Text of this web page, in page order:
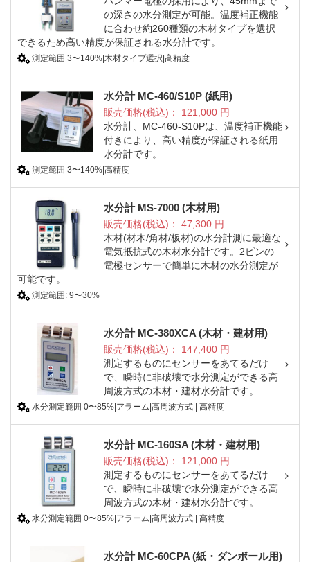
の深さの水分測定が可能。温度補正機能
に合わせ約260種類の木材タイプを選択
できるため高い精度が保証される水分計です。
測定範囲 3〜140%|木材タイプ選択|高精度
水分計 MC-460/S10P (紙用)
販売価格(税込)： 121,000円
水分計、MC-460-S10Pは、温度補正機能
付きにより、高い精度が保証される紙用
水分計です。
測定範囲 3〜140%|高精度
水分計 MS-7000 (木材用)
販売価格(税込)： 47,300円
木材(材木/角材/板材)の水分計測に最適な
電気抵抗式の木材水分計です。2ピンの
電極センサーで簡単に木材の水分測定が
可能です。
測定範囲: 9〜30%
水分計 MC-380XCA (木材・建材用)
販売価格(税込)： 147,400円
測定するものにセンサーをあてるだけ
で、瞬時に非破壊で水分測定ができる高
周波方式の木材・建材水分計です。
水分測定範囲 0〜85%|アラーム|高周波方式 | 高精度
水分計 MC-160SA (木材・建材用)
販売価格(税込)： 121,000円
測定するものにセンサーをあてるだけ
で、瞬時に非破壊で水分測定ができる高
周波方式の木材・建材水分計です。
水分測定範囲 0〜85%|アラーム|高周波方式 | 高精度
水分計 MC-60CPA (紙・ダンボール用)